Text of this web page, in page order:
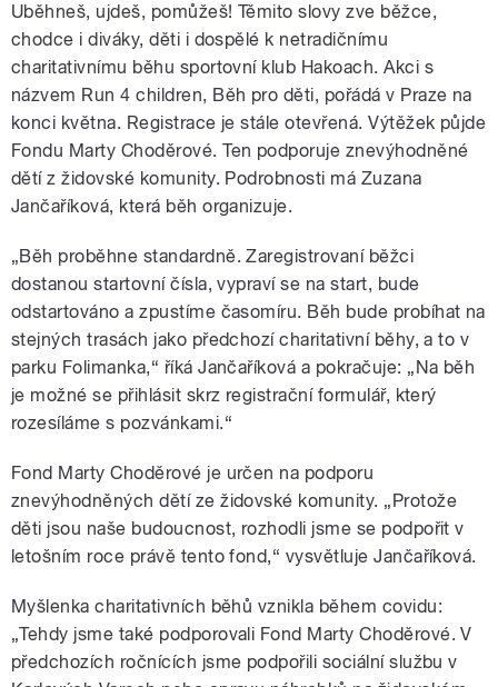
Uběhneš, ujdeš, pomůžeš! Těmito slovy zve běžce,
chodce i diváky, děti i dospělé k netradičnímu
charitativnímu běhu sportovní klub Hakoach. Akci s
názvem Run 4 children, Běh pro děti, pořádá v Praze na
konci května. Registrace je stále otevřená. Výtěžek půjde
Fondu Marty Choděrové. Ten podporuje znevýhodněné
dětí z židovské komunity. Podrobnosti má Zuzana
Jančaříková, která běh organizuje.
„Běh proběhne standardně. Zaregistrovaní běžci
dostanou startovní čísla, vypraví se na start, bude
odstartováno a zpustíme časomíru. Běh bude probíhat na
stejných trasách jako předchozí charitativní běhy, a to v
parku Folimanka,“ říká Jančaříková a pokračuje: „Na běh
je možné se přihlásit skrz registrační formulář, který
rozesíláme s pozvánkami.“
Fond Marty Choděrové je určen na podporu
znevýhodněných dětí ze židovské komunity. „Protože
děti jsou naše budoucnost, rozhodli jsme se podpořit v
letošním roce právě tento fond,“ vysvětluje Jančaříková.
Myšlenka charitativních běhů vznikla během covidu:
„Tehdy jsme také podporovali Fond Marty Choděrové. V
předchozích ročnících jsme podpořili sociální službu v